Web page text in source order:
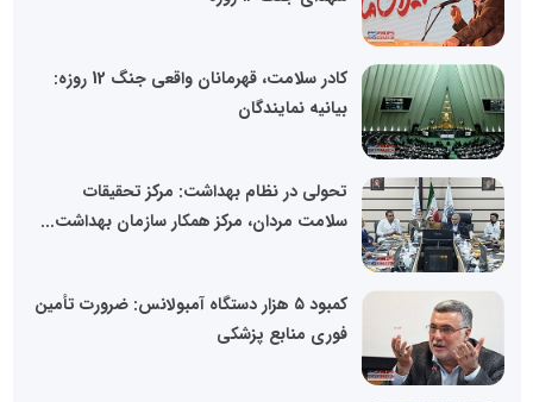
کادر سلامت، قهرمانان واقعی جنگ 12 روزه:
بیانیه نمایندگان
تحولی در نظام بهداشت: مرکز تحقیقات
سلامت مردان، مرکز همکار سازمان بهداشت...
کمبود ۵ هزار دستگاه آمبولانس: ضرورت تأمین
فوری منابع پزشکی